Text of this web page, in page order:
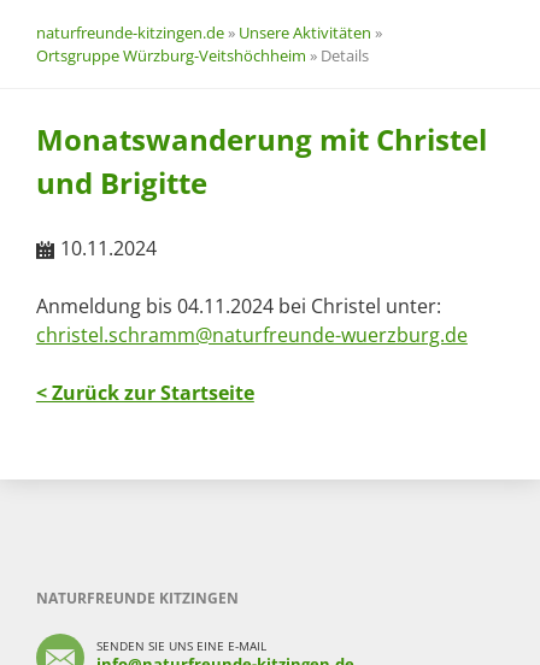
naturfreunde-kitzingen.de» Unsere Aktivitäten »
Ortsgruppe Würzburg-Veitshöchheim » Details
Monatswanderung mit Christel
und Brigitte
10.11.2024
Anmeldung bis 04.11.2024 bei Christel unter:
christel.schramm@naturfreunde-wuerzburg.de
< Zurück zur Startseite
NATURFREUNDE KITZINGEN
SENDEN SIE UNS EINE E-MAIL